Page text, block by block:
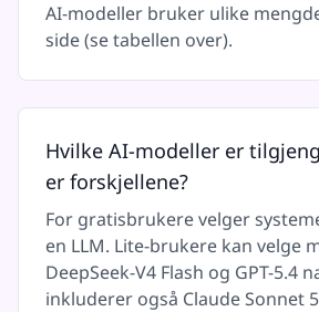
AI-modeller bruker ulike
side (se tabellen over).
Hvilke AI-modeller er
er forskjellene?
For gratisbrukere velger
en LLM. Lite-brukere kan velge
DeepSeek-V4 Flash og GPT-5.4
inkluderer også Claude Sonnet